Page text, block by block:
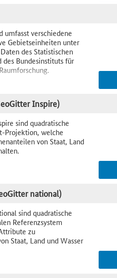
umfasst verschiedene
Gebietseinheiten unter
des Statistischen
des Bundesinstituts für
Inspire)
sind quadratische
Projektion, welche
von Staat, Land
national)
sind quadratische
Referenzsystem
zu
Staat, Land und Wasser